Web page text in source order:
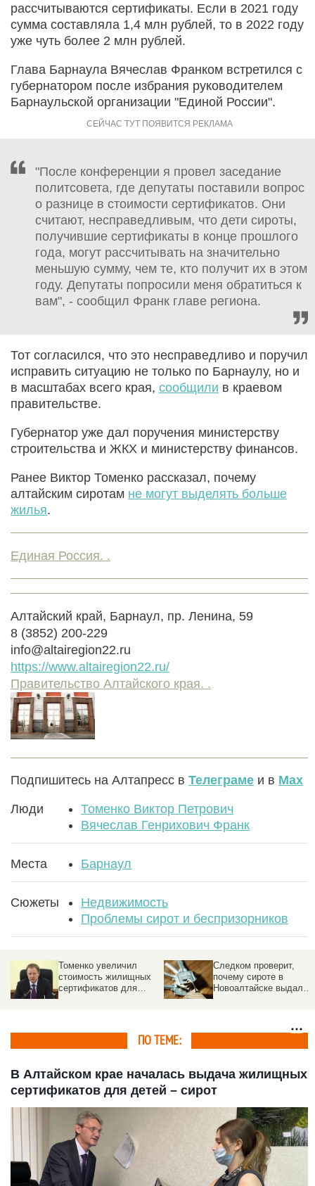
рассчитываются сертификаты. Если в 2021 году
сумма составляла 1,4 млн рублей, то в 2022 году
уже чуть более 2 млн рублей.
Глава Барнаула Вячеслав Франком встретился с
губернатором после избрания руководителем
Барнаульской организации "Единой России".
"После конференции я провел заседание
политсовета, где депутаты поставили вопрос
о разнице в стоимости сертификатов. Они
считают, несправедливым, что дети сироты,
получившие сертификаты в конце прошлого
года, могут рассчитывать на значительно
меньшую сумму, чем те, кто получит их в этом
году. Депутаты попросили меня обратиться к
вам", - сообщил Франк главе региона.
Тот согласился, что это несправедливо и поручил
исправить ситуацию не только по Барнаулу, но и
в масштабах всего края, сообщили в краевом
правительстве.
Губернатор уже дал поручения министерству
строительства и ЖКХ и министерству финансов.
Ранее Виктор Томенко рассказал, почему
алтайским сиротам не могут выделять больше
жилья.
Единая Россия. .
Алтайский край, Барнаул, пр. Ленина, 59
8 (3852) 200-229
info@altairegion22.ru
https://www.altairegion22.ru/
Правительство Алтайского края. .
Подпишитесь на Алтапресс в Телеграме и в Max
Люди
Томенко Виктор Петрович
Вячеслав Генрихович Франк
Места Барнаул
Сюжеты
Недвижимость
Проблемы сирот и беспризорников
Следком проверит,
почему сироте в
Новоалтайске выдали
«Есть обстоятельства,
данные богом». Виктор
Томенко — об итогах
ПО ТЕМЕ:
В Алтайском крае началась выдача жилищных
сертификатов для детей – сирот